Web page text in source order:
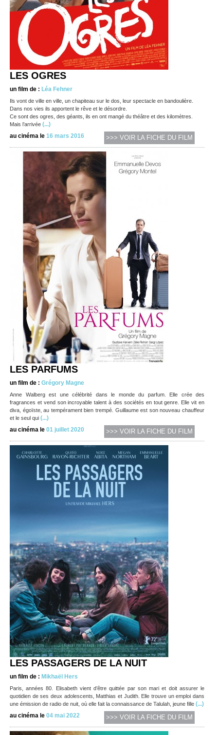
LES OGRES
un film de : Léa Fehner
Ils vont de ville en ville, un chapiteau sur le dos, leur spectacle en bandoulière.
Dans nos vies ils apportent le rêve et le désordre.
Ce sont des ogres, des géants, ils en ont mangé du théâtre et des kilomètres.
Mais l’arrivée (...)
au cinéma le 16 mars 2016 >>> VOIR LA FICHE DU FILM
LES PARFUMS
un film de : Grégory Magne
Anne Walberg est une célébrité dans le monde du parfum. Elle crée des
fragrances et vend son incroyable talent à des sociétés en tout genre. Elle vit en
diva, égoïste, au tempérament bien trempé. Guillaume est son nouveau chauffeur
et le seul qui (...)
au cinéma le 01 juillet 2020 >>> VOIR LA FICHE DU FILM
LES PASSAGERS DE LA NUIT
un film de : Mikhaël Hers
Paris, années 80. Elisabeth vient d’être quittée par son mari et doit assurer le
quotidien de ses deux adolescents, Matthias et Judith. Elle trouve un emploi dans
une émission de radio de nuit, où elle fait la connaissance de Talulah, jeune fille (...)
au cinéma le 04 mai 2022 >>> VOIR LA FICHE DU FILM